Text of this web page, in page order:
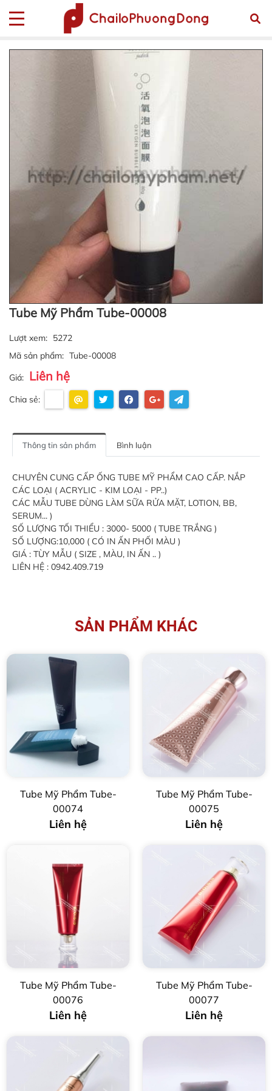
Trang chủ Sản phẩm
TUBE MỸ PHẨM
Tube Mỹ Phẩm Tube-00008
Tube Mỹ Phẩm Tube-00008
Lượt xem: 5272
Mã sản phẩm: Tube-00008
Giá: Liên hệ
Chia sẻ:
Thông tin sản phẩm Bình luận
CHUYÊN CUNG CẤP ỐNG TUBE MỸ PHẨM CAO CẤP. NẮP
CÁC LOẠI ( ACRYLIC - KIM LOẠI - PP..)
CÁC MẪU TUBE DÙNG LÀM SỮA RỬA MẶT, LOTION, BB,
SERUM... )
SỐ LƯỢNG TỐI THIỂU : 3000- 5000 ( TUBE TRẮNG )
SỐ LƯỢNG:10,000 ( CÓ IN ẤN PHỐI MÀU )
GIÁ : TÙY MẪU ( SIZE , MÀU, IN ẤN .. )
LIÊN HỆ : 0942.409.719
SẢN PHẨM KHÁC
Tube Mỹ Phẩm Tube-
00074
Liên hệ
Tube Mỹ Phẩm Tube-
00075
Liên hệ
Tube Mỹ Phẩm Tube-
00076
Liên hệ
Tube Mỹ Phẩm Tube-
00077
Liên hệ